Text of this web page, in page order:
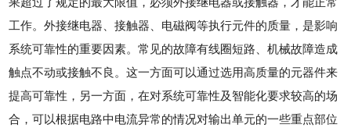
工作。外接继电器、接触器、电磁阀等执行元件的质量，是影响
系统可靠性的重要因素。常见的故障有线圈短路、机械故障造成
触点不动或接触不良。这一方面可以通过选用高质量的元器件来
提高可靠性，另一方面，在对系统可靠性及智能化要求较高的场
合，可以根据电路中电流异常的情况对输出单元的一些重点部位